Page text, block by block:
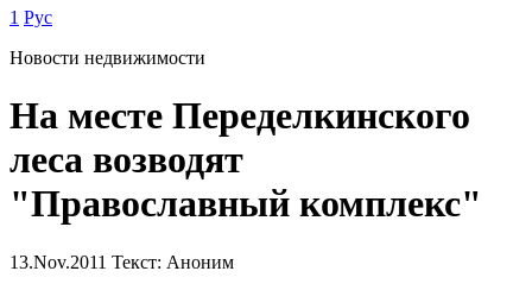
1 Рус
Новости недвижимости
На месте Переделкинского
леса возводят
"Православный комплекс"
13.Nov.2011 Текст: Аноним